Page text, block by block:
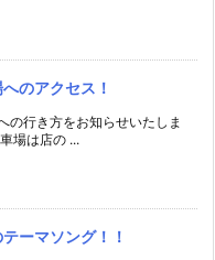
のアクセス！
の行き方をお知らせいたしま
場は店の ...
ーマソング！！